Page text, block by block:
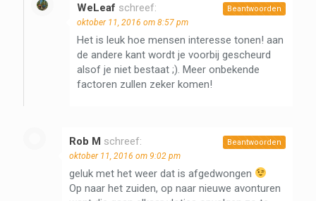
WeLeaf schreef:
oktober 11, 2016 om 8:57 pm
Het is leuk hoe mensen interesse tonen! aan
de andere kant wordt je voorbij gescheurd
alsof je niet bestaat ;). Meer onbekende
factoren zullen zeker komen!
Beantwoorden
Rob M schreef:
oktober 11, 2016 om 9:02 pm
geluk met het weer dat is afgedwongen
Op naar het zuiden, op naar nieuwe avonturen
Beantwoorden